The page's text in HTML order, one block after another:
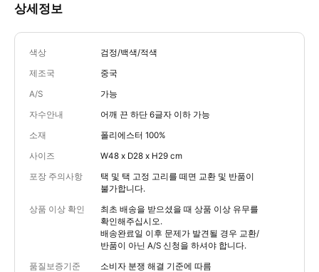
상세정보
색상 검정/백색/적색
제조국 중국
A/S 가능
자수안내 어깨 끈 하단 6글자 이하 가능
소재 폴리에스터 100%
사이즈 W48 x D28 x H29 cm
포장 주의사항
택 및 택 고정 고리를 떼면 교환 및 반품이
불가합니다.
상품 이상 확인
최초 배송을 받으셨을 때 상품 이상 유무를
확인해주십시오.
배송완료일 이후 문제가 발견될 경우 교환/
반품이 아닌 A/S 신청을 하셔야 합니다.
품질보증기준 소비자 분쟁 해결 기준에 따름